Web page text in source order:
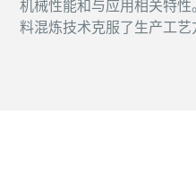
机械性能和与应用相关特
料混炼技术克服了生产工艺